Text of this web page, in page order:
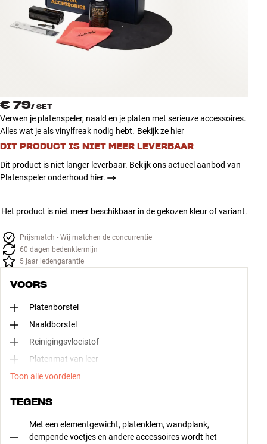
Accessoires
INSPIRATIE
AANBIEDINGEN
Winkels
Klantenservice
Bouw met geluid
€ 79/ SET
Verwen je platenspeler, naald en je platen met serieuze accessoires.
Alles wat je als vinylfreak nodig hebt. Bekijk ze hier
DIT PRODUCT IS NIET MEER LEVERBAAR
Dit product is niet langer leverbaar. Bekijk ons actueel aanbod van
Platenspeler onderhoud hier.
Het product is niet meer beschikbaar in de gekozen kleur of variant.
Prijsmatch - Wij matchen de concurrentie
60 dagen bedenktermijn
5 jaar ledengarantie
VOORS
Platenborstel
Naaldborstel
Reinigingsvloeistof
Platenmat van leer
Toon alle voordelen
TEGENS
Met een elementgewicht, platenklem, wandplank,
dempende voetjes en andere accessoires wordt het